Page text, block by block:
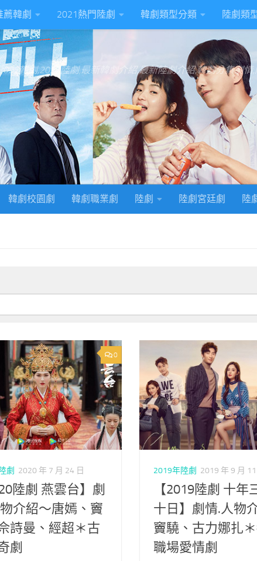
薦韓劇 2021熱門陸劇 韓劇類型分類 陸劇類
韓劇,2022陸劇,最新韓劇介紹,最新陸劇介紹,韓劇分集劇情
韓劇校園劇 韓劇職業劇 陸劇 陸劇宮廷劇 陸
0
劇 2020 年 7 月 24 日
陸劇 燕雲台】劇
介紹～唐嫣、竇
詩曼、經超＊古
劇
2019年陸劇 2019 年 9 月 11
【2019陸劇 十年
十日】劇情.人物
竇驍、古力娜扎
職場愛情劇